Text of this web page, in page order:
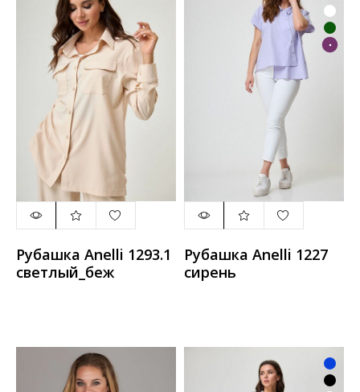
Рубашка Anelli 1293.1
светлый_беж
Рубашка Anelli 1227
сирень